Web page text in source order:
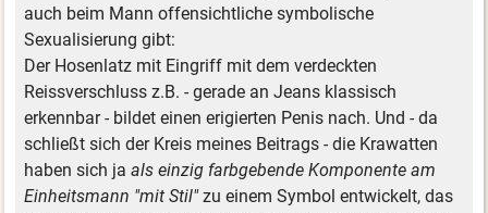
auch beim Mann offensichtliche symbolische
Sexualisierung gibt:
Der Hosenlatz mit Eingriff mit dem verdeckten
Reissverschluss z.B. - gerade an Jeans klassisch
erkennbar - bildet einen erigierten Penis nach. Und - da
schließt sich der Kreis meines Beitrags - die Krawatten
haben sich jaals einzig farbgebende Komponente am
Einheitsmann "mit Stil"zu einem Symbol entwickelt, das